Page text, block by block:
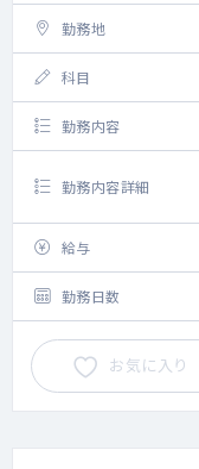
勤務地
科目
勤務内容
勤務内容詳細
給与
勤務日数
お気に入り